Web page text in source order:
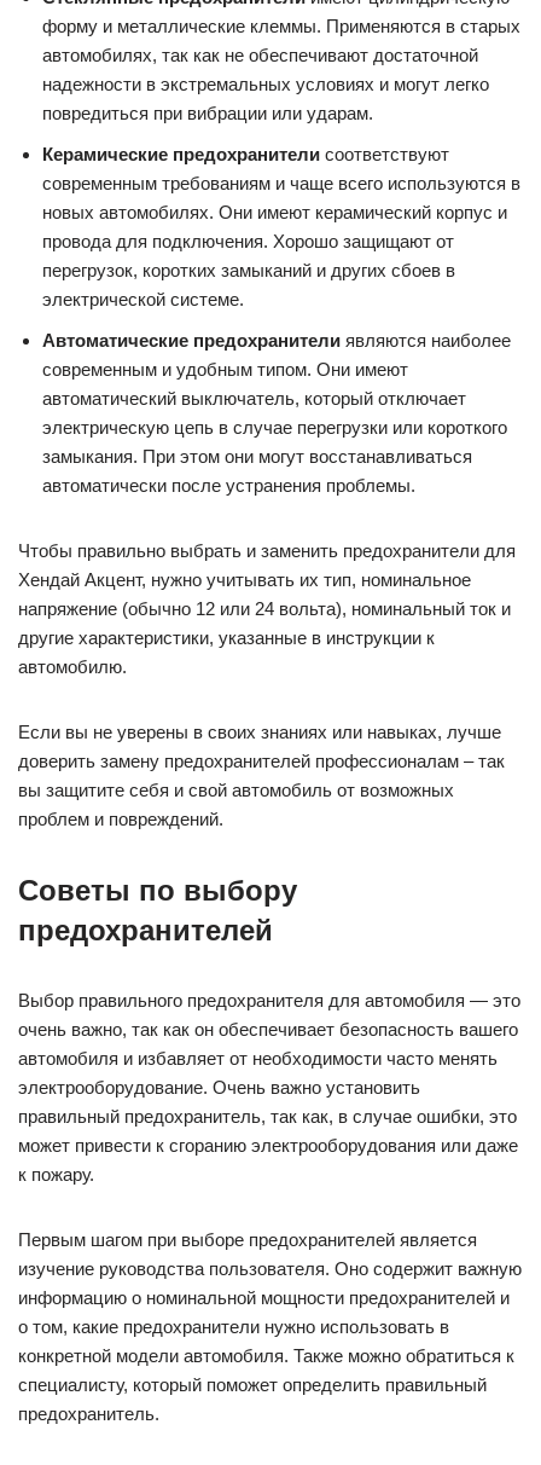
форму и металлические клеммы. Применяются в старых
автомобилях, так как не обеспечивают достаточной
надежности в экстремальных условиях и могут легко
повредиться при вибрации или ударам.
Керамические предохранители соответствуют
современным требованиям и чаще всего используются в
новых автомобилях. Они имеют керамический корпус и
провода для подключения. Хорошо защищают от
перегрузок, коротких замыканий и других сбоев в
электрической системе.
Автоматические предохранители являются наиболее
современным и удобным типом. Они имеют
автоматический выключатель, который отключает
электрическую цепь в случае перегрузки или короткого
замыкания. При этом они могут восстанавливаться
автоматически после устранения проблемы.
Чтобы правильно выбрать и заменить предохранители для
Хендай Акцент, нужно учитывать их тип, номинальное
напряжение (обычно 12 или 24 вольта), номинальный ток и
другие характеристики, указанные в инструкции к
автомобилю.
Если вы не уверены в своих знаниях или навыках, лучше
доверить замену предохранителей профессионалам – так
вы защитите себя и свой автомобиль от возможных
проблем и повреждений.
Советы по выбору
предохранителей
Выбор правильного предохранителя для автомобиля — это
очень важно, так как он обеспечивает безопасность вашего
автомобиля и избавляет от необходимости часто менять
электрооборудование. Очень важно установить
правильный предохранитель, так как, в случае ошибки, это
может привести к сгоранию электрооборудования или даже
к пожару.
Первым шагом при выборе предохранителей является
изучение руководства пользователя. Оно содержит важную
информацию о номинальной мощности предохранителей и
о том, какие предохранители нужно использовать в
конкретной модели автомобиля. Также можно обратиться к
специалисту, который поможет определить правильный
предохранитель.